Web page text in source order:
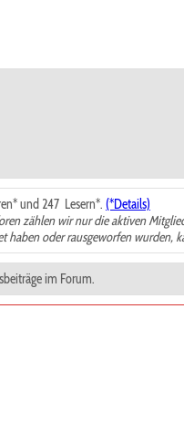
und 247 Lesern*. (*Details)
zählen wir nur die aktiven
haben oder rausgeworfen wurden,
im Forum.